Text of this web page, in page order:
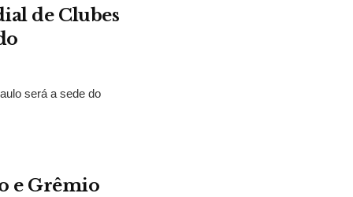
de Clubes
será a sede do
e Grêmio